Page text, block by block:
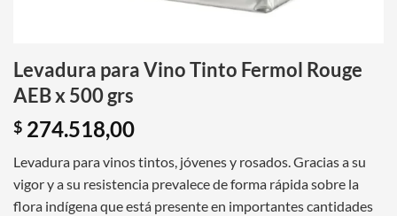
Levadura para Vino Tinto Fermol Rouge
AEB x 500 grs
$ 274.518,00
Levadura para vinos tintos, jóvenes y rosados. Gracias a su
vigor y a su resistencia prevalece de forma rápida sobre la
flora indígena que está presente en importantes cantidades